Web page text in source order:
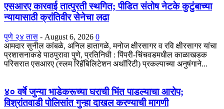
एसआरए कारवाई तात्पुरती स्थगित; पीडित संतोष नेटके कुटुंबाच्या
न्यायासाठी क्रांतिवीर सेनेचा लढा
पुणे २४ तास - August 6, 2026 0
आमदार सुनील कांबळे, अनिल हातागळे, मनोज क्षीरसागर व रवि क्षीरसागर यांचा
प्रशासनाकडे पाठपुरावा पुणे, प्रतिनिधी : पिंपरी-चिंचवडमधील काळाखडक
परिसरात एसआरए (स्लम रिहॅबिलिटेशन अथॉरिटी) प्रकल्पाच्या अनुषंगाने...
४० वर्षे जुन्या भाडेकरूच्या घराची भिंत पाडल्याचा आरोप;
विश्रांतवाडी पोलिसांत गुन्हा दाखल करण्याची मागणी